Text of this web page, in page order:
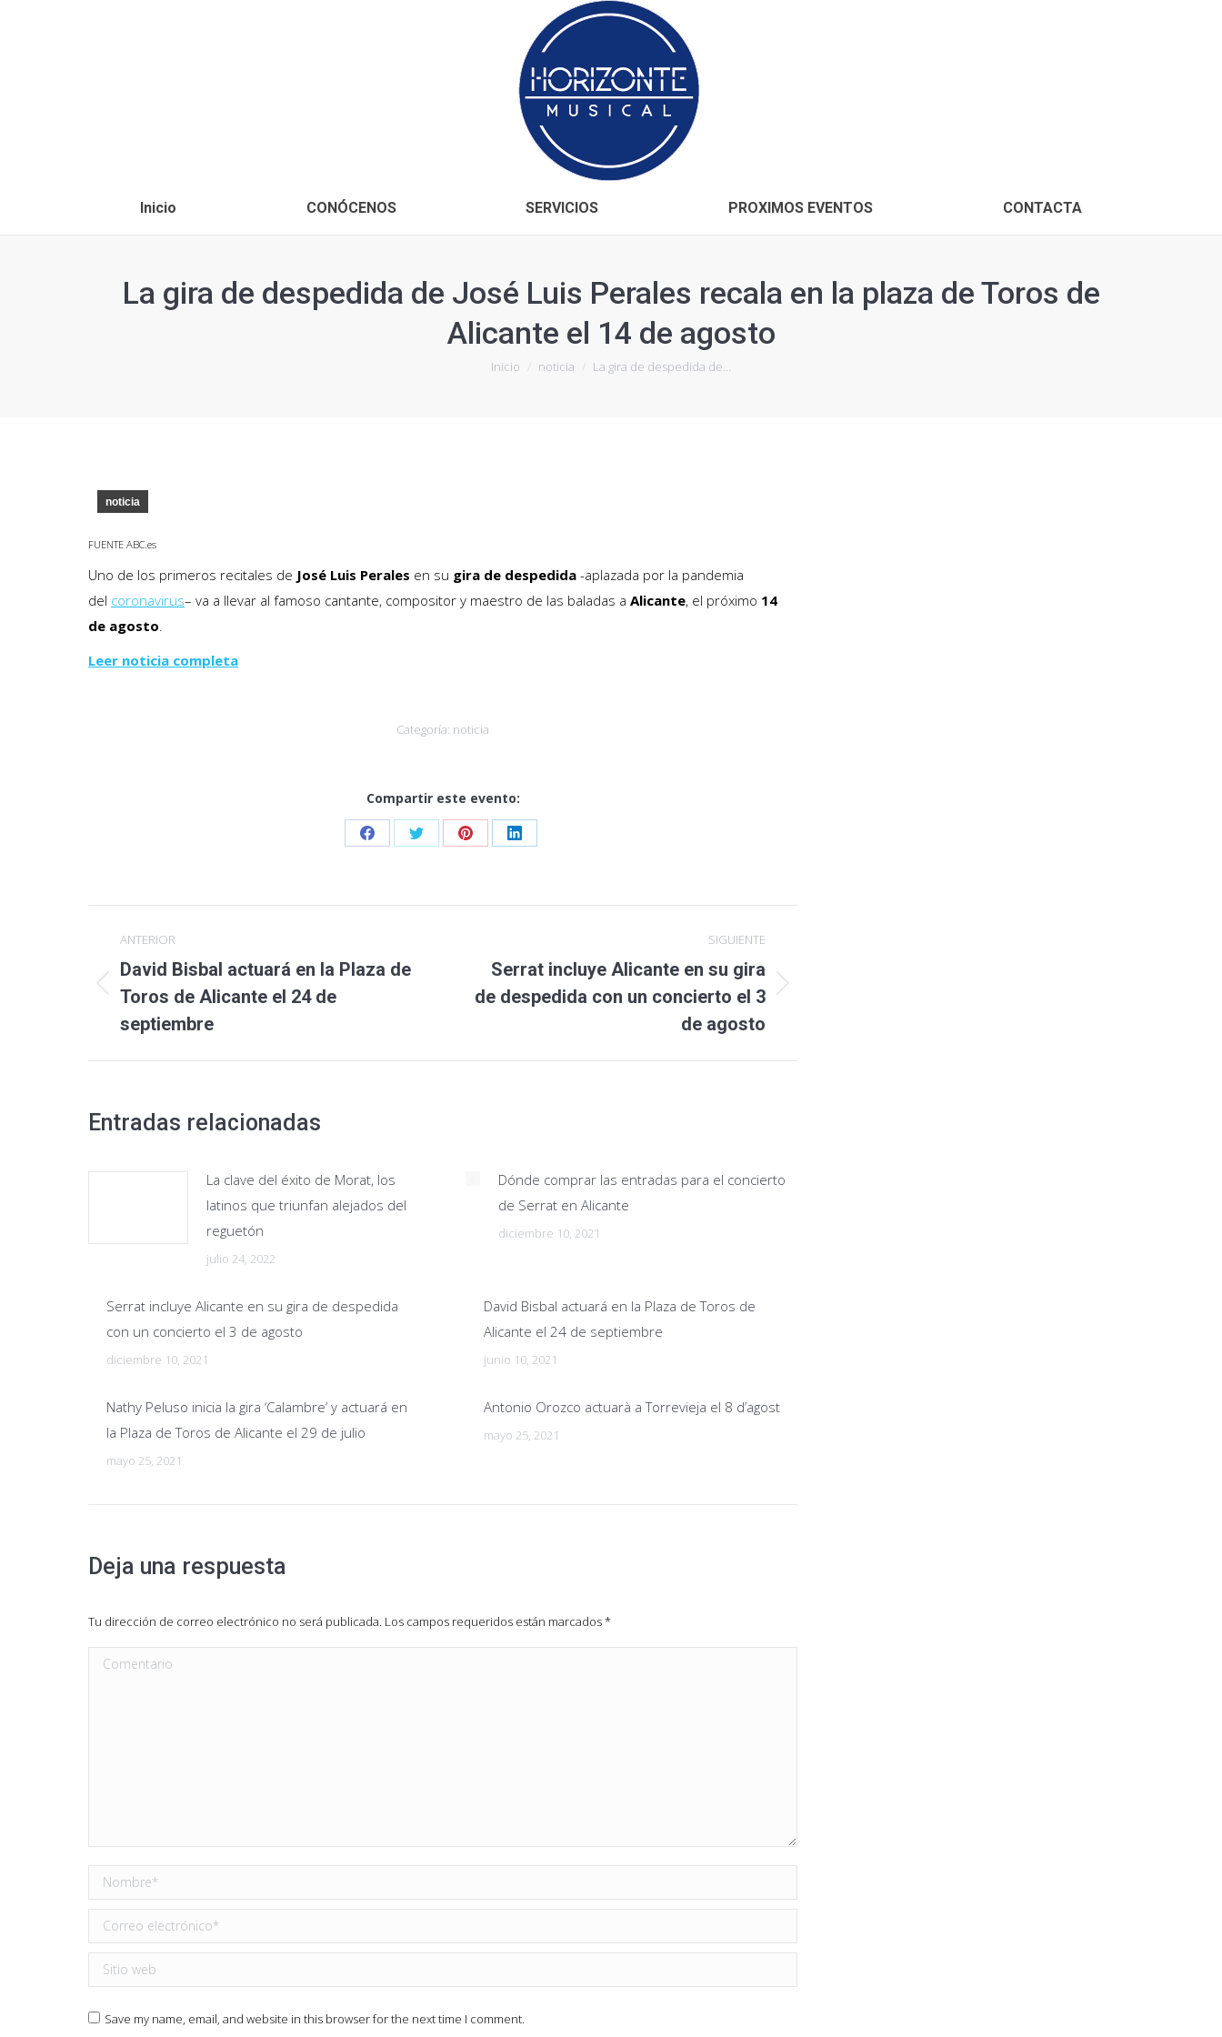
Inicio CONÓCENOS SERVICIOS PROXIMOS EVENTOS CONTACTA
La gira de despedida de José Luis Perales recala en la plaza de Toros de
Alicante el 14 de agosto
Estás aquí:
Inicio noticia La gira de despedida de…
noticia
FUENTE ABC.es
Uno de los primeros recitales de José Luis Perales en su gira de despedida -aplazada por la pandemia
del coronavirus– va a llevar al famoso cantante, compositor y maestro de las baladas a Alicante, el próximo 14
de agosto.
Leer noticia completa
Categoría: noticia
Compartir este evento:
Share
Facebook
Share
Twitter
Share
Pinterest
Share
LinkedIn
entre
publicaciones
ANTERIOR
Publicación
anterior:
David Bisbal actuará en la Plaza de
Toros de Alicante el 24 de
septiembre
SIGUIENTE
Publicación
Serrat incluye Alicante en su gira
de despedida con un concierto el 3
de agosto
Entradas relacionadas
La clave del éxito de Morat, los
latinos que triunfan alejados del
reguetón
julio 24, 2022
Dónde comprar las entradas para el concierto
de Serrat en Alicante
diciembre 10, 2021
Serrat incluye Alicante en su gira de despedida
con un concierto el 3 de agosto
diciembre 10, 2021
David Bisbal actuará en la Plaza de Toros de
Alicante el 24 de septiembre
junio 10, 2021
Nathy Peluso inicia la gira ‘Calambre’ y actuará en
la Plaza de Toros de Alicante el 29 de julio
mayo 25, 2021
Antonio Orozco actuarà a Torrevieja el 8 d’agost
mayo 25, 2021
Deja una respuesta
Tu dirección de correo electrónico no será publicada. Los campos requeridos están marcados*
Comentario
Nombre *
Correo electrónico *
Sitio web
Save my name, email, and website in this browser for the next time I comment.
CONÓCENOS